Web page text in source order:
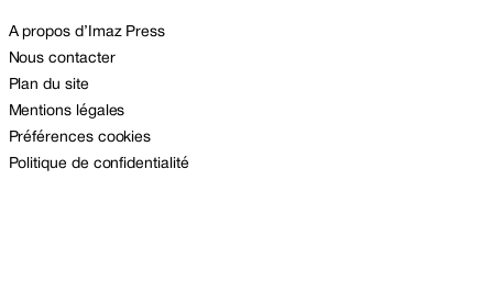
A propos d’Imaz Press
Nous contacter
Plan du site
Mentions légales
Préférences cookies
Politique de confidentialité